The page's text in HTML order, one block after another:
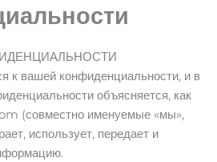
к вашей конфиденциальности, и в
объясняется, как
(совместно именуемые «мы»,
использует, передает и